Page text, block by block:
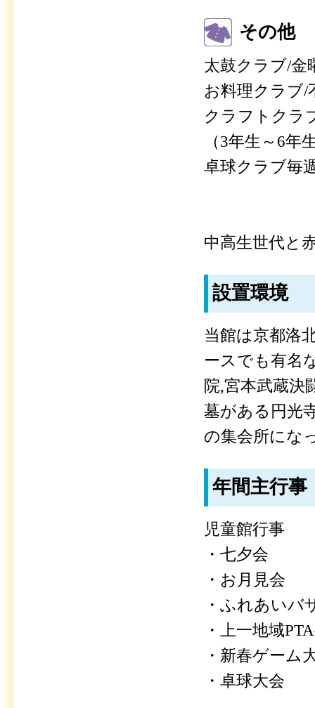
その他
太鼓クラブ/金
お料理クラブ/
クラフトクラ
（3年生～6年
卓球クラブ毎
中高生世代と
設置環境
当館は京都洛
ースでも有名
院,宮本武蔵決
墓がある円光
の集会所にな
年間主行事
児童館行事
・七夕会
・お月見会
・ふれあいバ
・上一地域
・新春ゲーム
・卓球大会